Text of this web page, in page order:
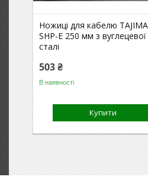
Ножиці для кабелю TAJIMA
SHP-E 250 мм з вуглецевої
сталі
503 ₴
В наявності
Купити